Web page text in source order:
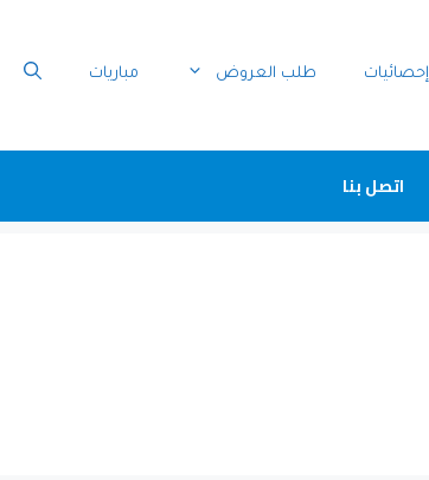
إحصائيات طلب العروض مباريات
اتصل بنا